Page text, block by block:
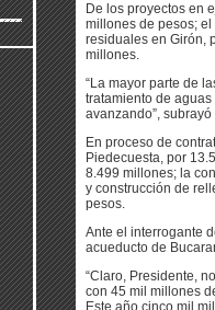
De los proyectos en
millones de pesos;
residuales en Girón,
millones.
“La mayor parte de
tratamiento de
avanzando”,
En proceso de
Piedecuesta, por
8.499 millones; la
y construcción de
pesos.
Ante el interrogante
acueducto de
“Claro, Presidente,
con 45 mil millones
Este año cinco mil